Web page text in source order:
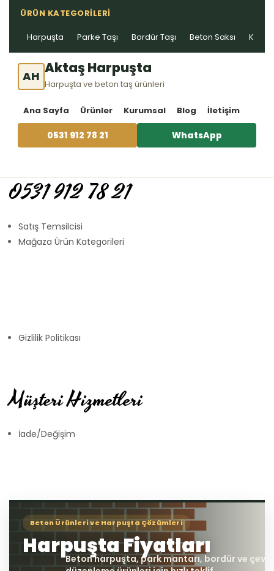
ÜRÜN KATEGORILERI
Harpuşta Parke Taşı Bordür Taşı Beton Saksı Kablo
AH Aktaş Harpuşta
Harpuşta ve beton taş ürünleri
Ana Sayfa Ürünler Kurumsal Blog İletişim
0531 912 78 21 WhatsApp
0531 912 78 21
Satış Temsilcisi
Mağaza Ürün Kategorileri
Gizlilik Politikası
Müşteri Hizmetleri
İade/Değişim